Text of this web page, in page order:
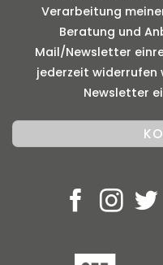
Verarbeitung
Beratung und
Mail/Newsletter
jederzeit widerrufen
Newsletter